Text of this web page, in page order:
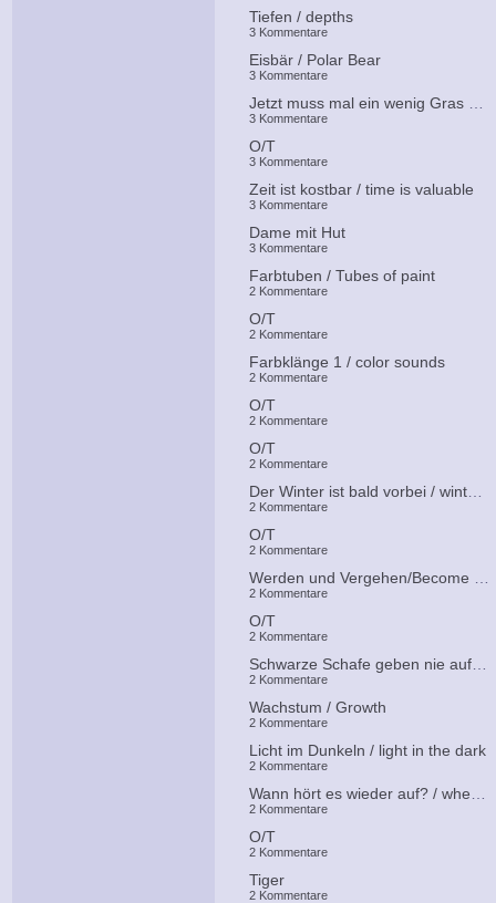
Tiefen / depths
3 Kommentare
Eisbär / Polar Bear
3 Kommentare
3 Kommentare
O/T
3 Kommentare
Zeit ist kostbar / time is valuable
3 Kommentare
Dame mit Hut
3 Kommentare
Farbtuben / Tubes of paint
2 Kommentare
O/T
2 Kommentare
Farbklänge 1 / color sounds
2 Kommentare
O/T
2 Kommentare
O/T
2 Kommentare
Der Winter ist bald vorbei / winter is over soon
2 Kommentare
O/T
2 Kommentare
2 Kommentare
O/T
2 Kommentare
Schwarze Schafe geben nie auf / black sheeps never give up
2 Kommentare
Wachstum / Growth
2 Kommentare
Licht im Dunkeln / light in the dark
2 Kommentare
2 Kommentare
O/T
2 Kommentare
Tiger
2 Kommentare